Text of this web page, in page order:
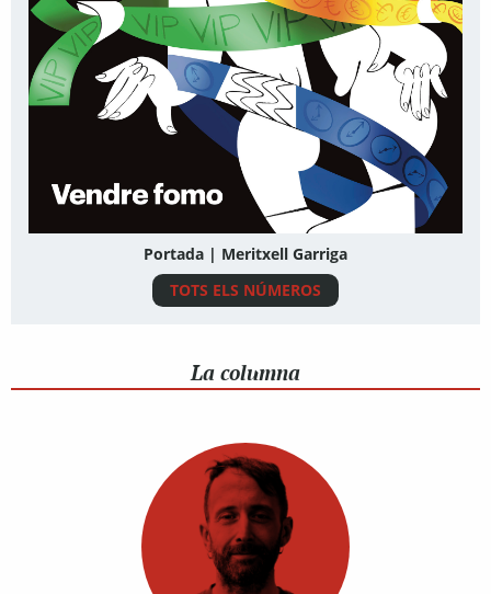
Portada | Meritxell Garriga
TOTS ELS NÚMEROS
La columna